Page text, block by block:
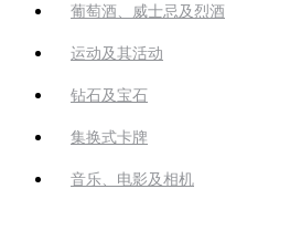
葡萄酒、威士忌及烈酒
运动及其活动
钻石及宝石
集换式卡牌
音乐、电影及相机